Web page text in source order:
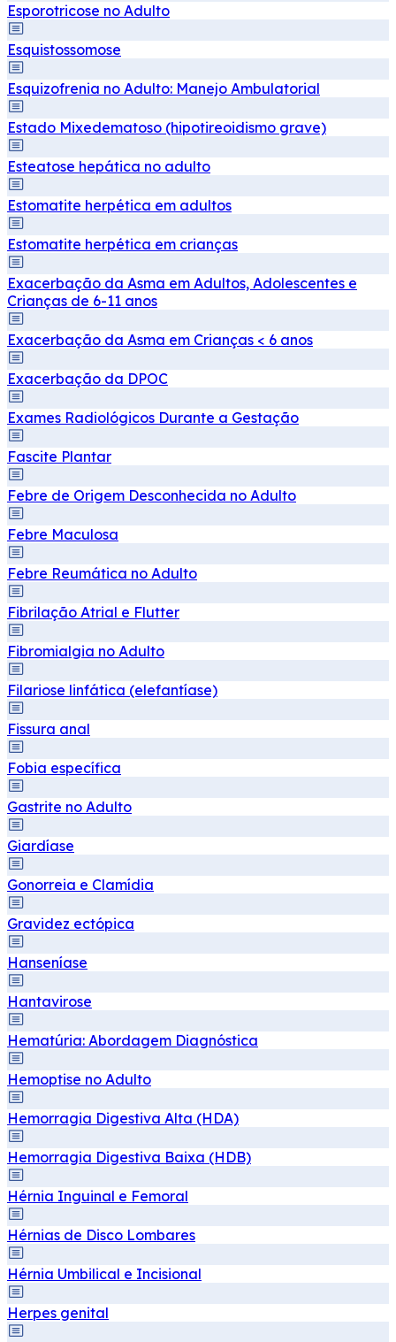
Esporotricose no Adulto
Esquistossomose
Esquizofrenia no Adulto: Manejo Ambulatorial
Estado Mixedematoso (hipotireoidismo grave)
Esteatose hepática no adulto
Estomatite herpética em adultos
Estomatite herpética em crianças
Exacerbação da Asma em Adultos, Adolescentes e
Crianças de 6-11 anos
Exacerbação da Asma em Crianças < 6 anos
Exacerbação da DPOC
Exames Radiológicos Durante a Gestação
Fascite Plantar
Febre de Origem Desconhecida no Adulto
Febre Maculosa
Febre Reumática no Adulto
Fibrilação Atrial e Flutter
Fibromialgia no Adulto
Filariose linfática (elefantíase)
Fissura anal
Fobia específica
Gastrite no Adulto
Giardíase
Gonorreia e Clamídia
Gravidez ectópica
Hanseníase
Hantavirose
Hematúria: Abordagem Diagnóstica
Hemoptise no Adulto
Hemorragia Digestiva Alta (HDA)
Hemorragia Digestiva Baixa (HDB)
Hérnia Inguinal e Femoral
Hérnias de Disco Lombares
Hérnia Umbilical e Incisional
Herpes genital